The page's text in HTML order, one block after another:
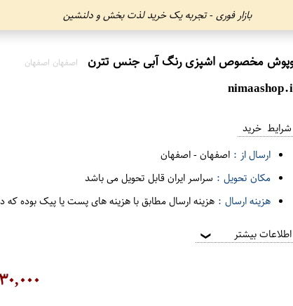
بازار فوری - تجربه یک خرید لذت بخش و دلنشین
مخصوص اشپزی رنگ آبی جنس تترن اصفهان اصفهان
شرایط خرید
ارسال از : اصفهان-اصفهان
مکان تحویل : سراسر ایران قابل تحویل می باشد
هزینه ارسال : هزینه ارسال مطابق با هزینه های پست یا پیک بوده
اطلاعات بیشتر ❯